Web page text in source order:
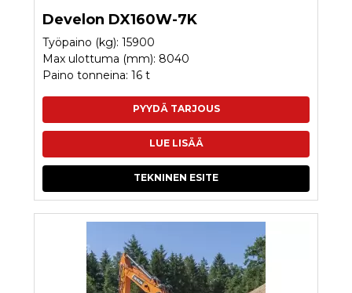
Develon DX160W-7K
Työpaino (kg): 15900
Max ulottuma (mm): 8040
Paino tonneina: 16 t
PYYDÄ TARJOUS
LUE LISÄÄ
TEKNINEN ESITE